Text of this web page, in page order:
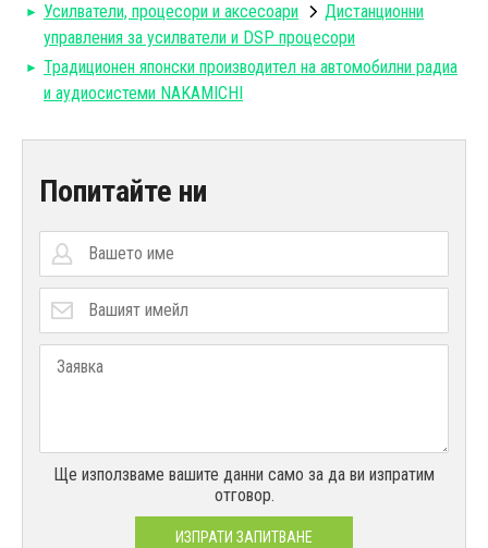
Усилватели, процесори и аксесоари
Дистанционни
управления за усилватели и DSP процесори
Традиционен японски производител на автомобилни радиа
и аудиосистеми NAKAMICHI
Попитайте ни
Ще използваме вашите данни само за да ви изпратим
отговор.
ИЗПРАТИ ЗАПИТВАНЕ